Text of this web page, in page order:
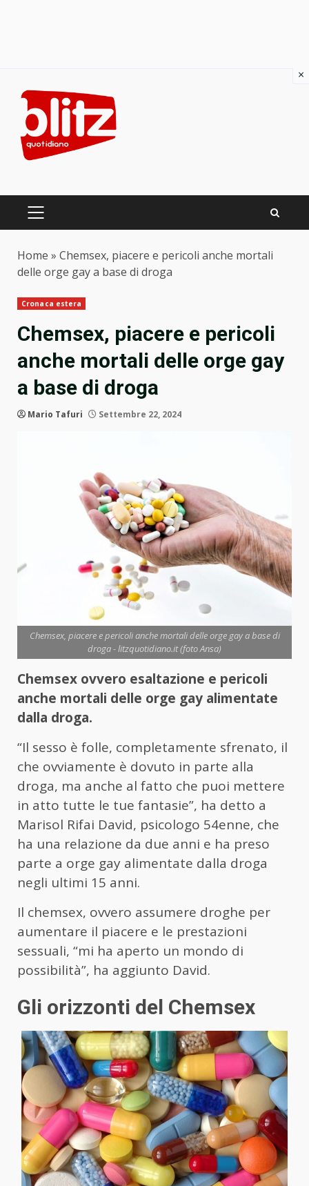
content
PRIMARY
Home » Chemsex, piacere e pericoli anche mortali
delle orge gay a base di droga
Cronaca estera
Chemsex, piacere e pericoli
anche mortali delle orge gay
a base di droga
Mario Tafuri Settembre 22, 2024
Chemsex, piacere e pericoli anche mortali delle orge gay a base di
droga - litzquotidiano.it (foto Ansa)
Chemsex ovvero esaltazione e pericoli
anche mortali delle orge gay alimentate
dalla droga.
“Il sesso è folle, completamente sfrenato, il
che ovviamente è dovuto in parte alla
droga, ma anche al fatto che puoi mettere
in atto tutte le tue fantasie”, ha detto a
Marisol Rifai David, psicologo 54enne, che
ha una relazione da due anni e ha preso
parte a orge gay alimentate dalla droga
negli ultimi 15 anni.
Il chemsex, ovvero assumere droghe per
aumentare il piacere e le prestazioni
sessuali, “mi ha aperto un mondo di
possibilità”, ha aggiunto David.
Gli orizzonti del Chemsex
×